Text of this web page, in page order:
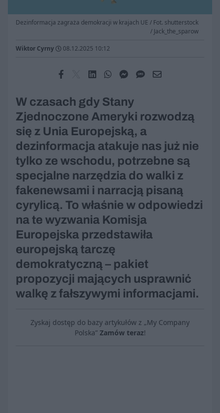
Dezinformacja zagraża demokracji w krajach UE / Fot. shutterstock
/ Jack_the_sparow
Wiktor Cyrny 08.12.2025 10:12
W czasach gdy Stany
Zjednoczone Ameryki rozwodzą
się z Unia Europejską, a
dezinformacja atakuje nas już nie
tylko ze wschodu, potrzebne są
specjalne narzędzia do walki z
fakenewsami i narracją pisaną
cyrylicą. To właśnie w odpowiedzi
na te wyzwania Komisja
Europejska przedstawiła
europejską tarczę
demokratyczną – pakiet
propozycji mających usprawnić
walkę z fałszywymi informacjami.
Zyskaj dostęp do bazy artykułów z „My Company
Polska” Zamów teraz!